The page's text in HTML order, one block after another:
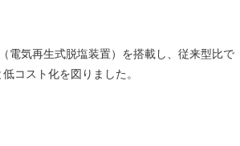
電気再生式脱塩装置）を搭載し、従来型比で
コスト化を図りました。